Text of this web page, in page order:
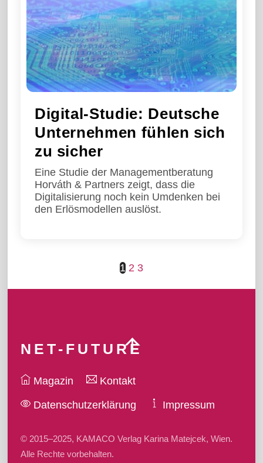
Digital-Studie: Deutsche
Unternehmen fühlen sich
zu sicher
Eine Studie der Managementberatung
Horváth & Partners zeigt, dass die
Digitalisierung noch kein Umdenken bei
den Erlösmodellen auslöst.
1 2 3
Back
To
NET-FUTURE
Magazin Kontakt
Datenschutzerklärung Impressum
© 2015–2025, KAMACO Verlag Karina Matejcek, Wien.
Alle Rechte vorbehalten.